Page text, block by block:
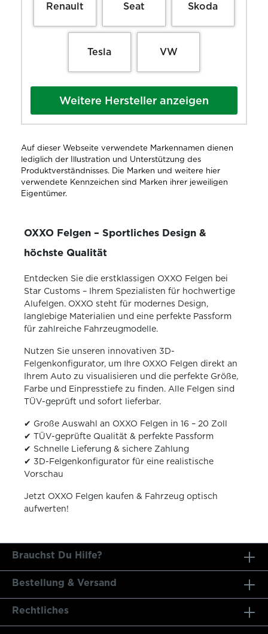
Renault Seat Skoda
Tesla VW
Weitere Hersteller anzeigen
Auf dieser Webseite verwendete Markennamen dienen
lediglich der Illustration und Unterstützung des
Produktverständnisses. Die Marken und weitere hier
verwendete Kennzeichen sind Marken ihrer jeweiligen
Eigentümer.
OXXO Felgen – Sportliches Design &
höchste Qualität
Entdecken Sie die erstklassigen OXXO Felgen bei
Star Customs – Ihrem Spezialisten für hochwertige
Alufelgen. OXXO steht für modernes Design,
langlebige Materialien und eine perfekte Passform
für zahlreiche Fahrzeugmodelle.
Nutzen Sie unseren innovativen 3D-
Felgenkonfigurator, um Ihre OXXO Felgen direkt an
Ihrem Auto zu visualisieren und die perfekte Größe,
Farbe und Einpresstiefe zu finden. Alle Felgen sind
TÜV-geprüft und sofort lieferbar.
✔ Große Auswahl an OXXO Felgen in 16 – 20 Zoll
✔ TÜV-geprüfte Qualität & perfekte Passform
✔ Schnelle Lieferung & sichere Zahlung
✔ 3D-Felgenkonfigurator für eine realistische
Vorschau
Jetzt OXXO Felgen kaufen & Fahrzeug optisch
aufwerten!
Brauchst Du Hilfe?
Bestellung & Versand
Rechtliches